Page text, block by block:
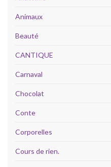
Animaux
Beauté
CANTIQUE
Carnaval
Chocolat
Conte
Corporelles
Cours de rien.